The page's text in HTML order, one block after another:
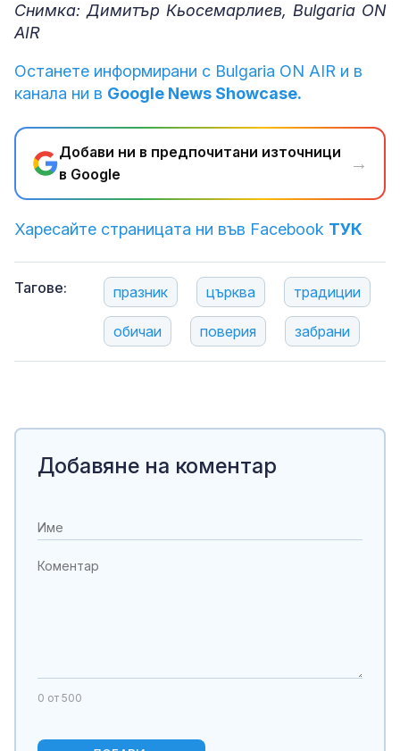
Снимка: Димитър Кьосемарлиев, Bulgaria ON
AIR
Останете информирани с Bulgaria ON AIR и в
канала ни в Google News Showcase.
Добави ни в предпочитани източници
в Google
→
Харесайте страницата ни във Facebook ТУК
Тагове: празник църква традиции
обичаи поверия забрани
Добавяне на коментар
0 от 500